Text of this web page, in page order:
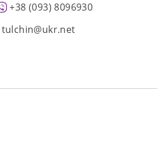
+38 (093) 8096930